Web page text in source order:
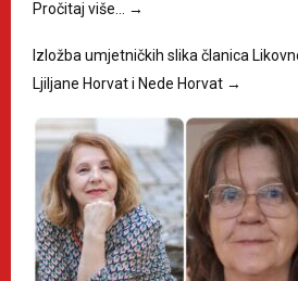
Pročitaj više…
→
Izložba umjetničkih slika članica
Ljiljane Horvat i Nede Horvat →